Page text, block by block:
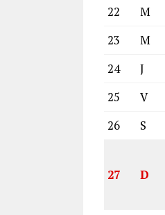
22
M
23
M
24
J
25
V
26
S
27 D